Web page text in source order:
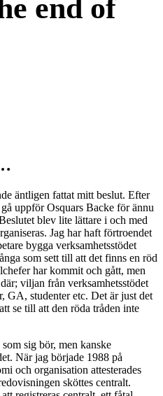
end of
äntligen fattat mitt beslut. Efter
uppför Osquars Backe för ännu
blev lite lättare i och med
Jag har haft förtroendet
bygga verksamhetsstödet
som sett till att det finns en röd
har kommit och gått, men
viljan från verksamhetsstödet
GA, studenter etc. Det är just det
se till att den röda tråden inte
sig bör, men kanske
När jag började 1988 på
och organisation attesterades
sköttes centralt.